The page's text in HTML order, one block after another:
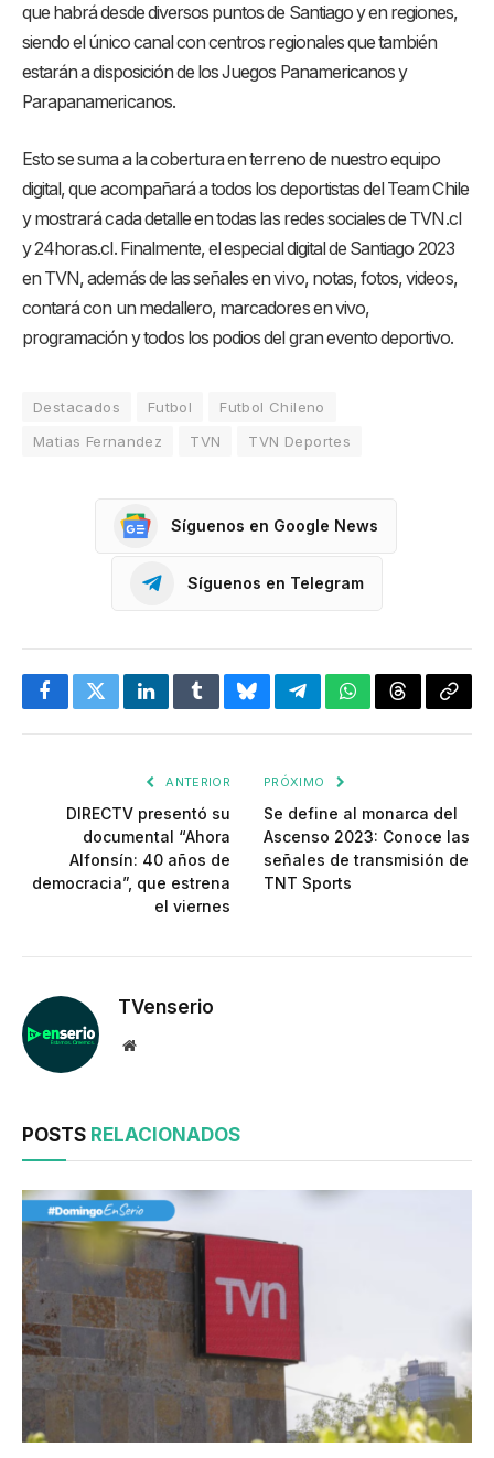
que habrá desde diversos puntos de Santiago y en regiones,
siendo el único canal con centros regionales que también
estarán a disposición de los Juegos Panamericanos y
Parapanamericanos.
Esto se suma a la cobertura en terreno de nuestro equipo
digital, que acompañará a todos los deportistas del Team Chile
y mostrará cada detalle en todas las redes sociales de TVN.cl
y 24horas.cl. Finalmente, el especial digital de Santiago 2023
en TVN, además de las señales en vivo, notas, fotos, videos,
contará con un medallero, marcadores en vivo,
programación y todos los podios del gran evento deportivo.
Destacados Futbol
Futbol Chileno
Matias Fernandez
TVN TVN Deportes
Síguenos en Google News
Síguenos en Telegram
FacebookTwitterLinkedInTumblrBlueskyTelegramWhatsApp
Threads
ANTERIOR
DIRECTV presentó su
documental “Ahora
Alfonsín: 40 años de
democracia”, que estrena
el viernes
PRÓXIMO
Se define al monarca del
Ascenso 2023: Conoce las
señales de transmisión de
TNT Sports
TVenserio
Website
POSTS RELACIONADOS